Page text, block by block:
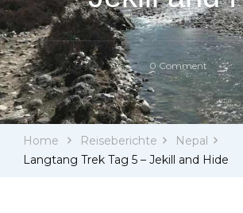
0 Commenton
Trek
Tag
5
Jekill
Home Reiseberichte
Nepal
Langtang Trek Tag 5 – Jekill and Hide